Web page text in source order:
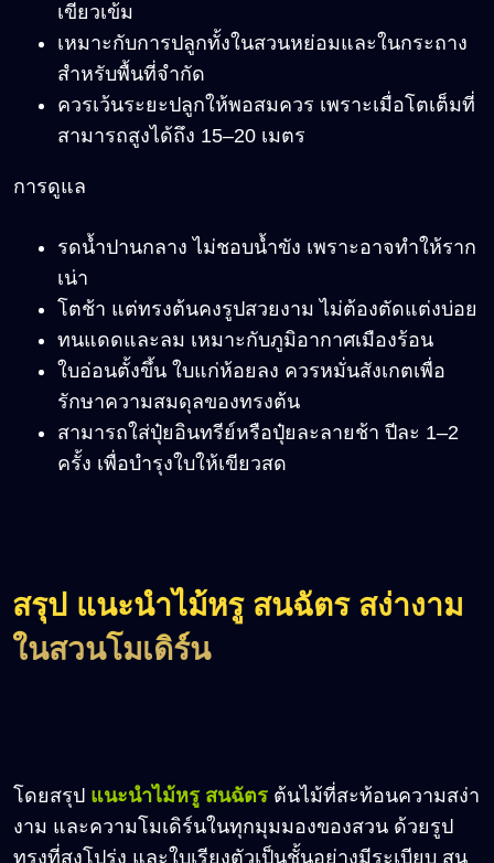
เขียวเข้ม
เหมาะกับการปลูกทั้งในสวนหย่อมและในกระถาง
สำหรับพื้นที่จำกัด
ควรเว้นระยะปลูกให้พอสมควร เพราะเมื่อโตเต็มที่
สามารถสูงได้ถึง 15–20 เมตร
การดูแล
รดน้ำปานกลาง ไม่ชอบน้ำขัง เพราะอาจทำให้ราก
เน่า
โตช้า แต่ทรงต้นคงรูปสวยงาม ไม่ต้องตัดแต่งบ่อย
ทนแดดและลม เหมาะกับภูมิอากาศเมืองร้อน
ใบอ่อนตั้งขึ้น ใบแก่ห้อยลง ควรหมั่นสังเกตเพื่อ
รักษาความสมดุลของทรงต้น
สามารถใส่ปุ๋ยอินทรีย์หรือปุ๋ยละลายช้า ปีละ 1–2
ครั้ง เพื่อบำรุงใบให้เขียวสด
สรุป แนะนำไม้หรู สนฉัตร สง่างาม
ในสวนโมเดิร์น
โดยสรุป แนะนำไม้หรู สนฉัตร ต้นไม้ที่สะท้อนความสง่า
งาม และความโมเดิร์นในทุกมุมมองของสวน ด้วยรูป
ทรงที่สูงโปร่ง และใบเรียงตัวเป็นชั้นอย่างมีระเบียบ สน